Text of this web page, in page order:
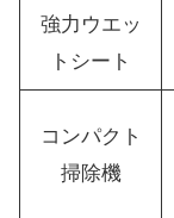
強力ウエッ
トシート
コンパクト
掃除機